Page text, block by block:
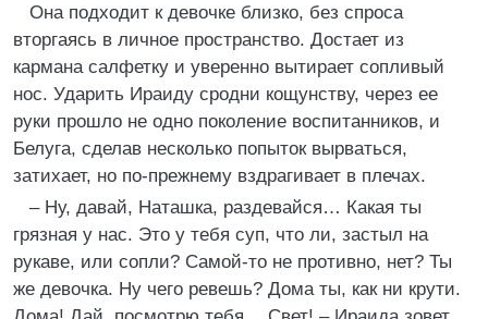
Она подходит к девочке близко, без спроса
вторгаясь в личное пространство. Достает из
кармана салфетку и уверенно вытирает сопливый
нос. Ударить Ираиду сродни кощунству, через ее
руки прошло не одно поколение воспитанников, и
Белуга, сделав несколько попыток вырваться,
затихает, но по-прежнему вздрагивает в плечах.
– Ну, давай, Наташка, раздевайся… Какая ты
грязная у нас. Это у тебя суп, что ли, застыл на
рукаве, или сопли? Самой-то не противно, нет? Ты
же девочка. Ну чего ревешь? Дома ты, как ни крути.